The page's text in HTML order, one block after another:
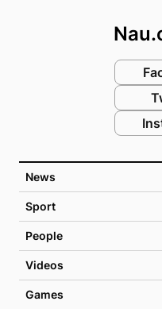
News
Sport
People
Videos
Games